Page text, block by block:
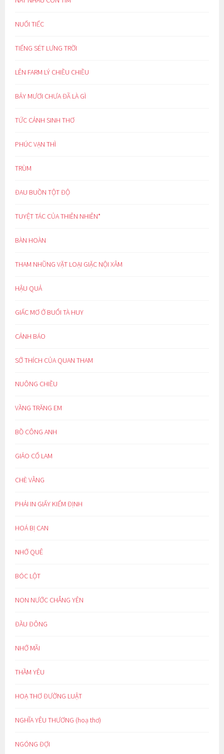
NUỐI TIẾC
TIẾNG SÉT LƯNG TRỜI
LÊN FARM LÝ CHIỀU CHIỀU
BẢY MƯƠI CHƯA ĐÃ LÀ GÌ
TỨC CẢNH SINH THƠ
PHÚC VẠN THÌ
TRÙM
ĐAU BUỒN TỘT ĐỘ
TUYỆT TÁC CỦA THIÊN NHIÊN*
BÀN HOÀN
THAM NHŨNG VẶT LOẠI GIẶC NỘI XÂM
HẬU QUẢ
GIẤC MƠ Ở BUỔI TÀ HUY
CẢNH BÁO
SỞ THÍCH CỦA QUAN THAM
NUÔNG CHIỀU
VẦNG TRĂNG EM
BỒ CÔNG ANH
GIẢO CỔ LAM
CHÈ VẰNG
PHẢI IN GIẤY KIỂM ĐỊNH
HOÁ BỊ CAN
NHỚ QUÊ
BÓC LỘT
NON NƯỚC CHẲNG YÊN
ĐẦU ĐÔNG
NHỚ MÃI
THẦM YÊU
HOẠ THƠ ĐƯỜNG LUẬT
NGHĨA YÊU THƯƠNG (hoạ thơ)
NGÓNG ĐỢI